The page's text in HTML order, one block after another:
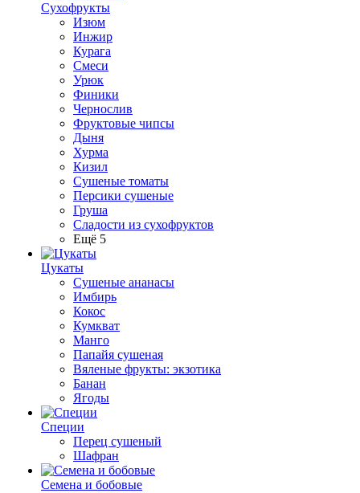
Сухофрукты
Изюм
Инжир
Курага
Смеси
Урюк
Финики
Чернослив
Фруктовые чипсы
Дыня
Хурма
Кизил
Сушеные томаты
Персики сушеные
Груша
Сладости из сухофруктов
Ещё 5
Цукаты
Cушеные ананасы
Имбирь
Кокос
Кумкват
Манго
Папайя сушеная
Вяленые фрукты: экзотика
Банан
Ягоды
Специи
Перец сушеный
Шафран
Семена и бобовые